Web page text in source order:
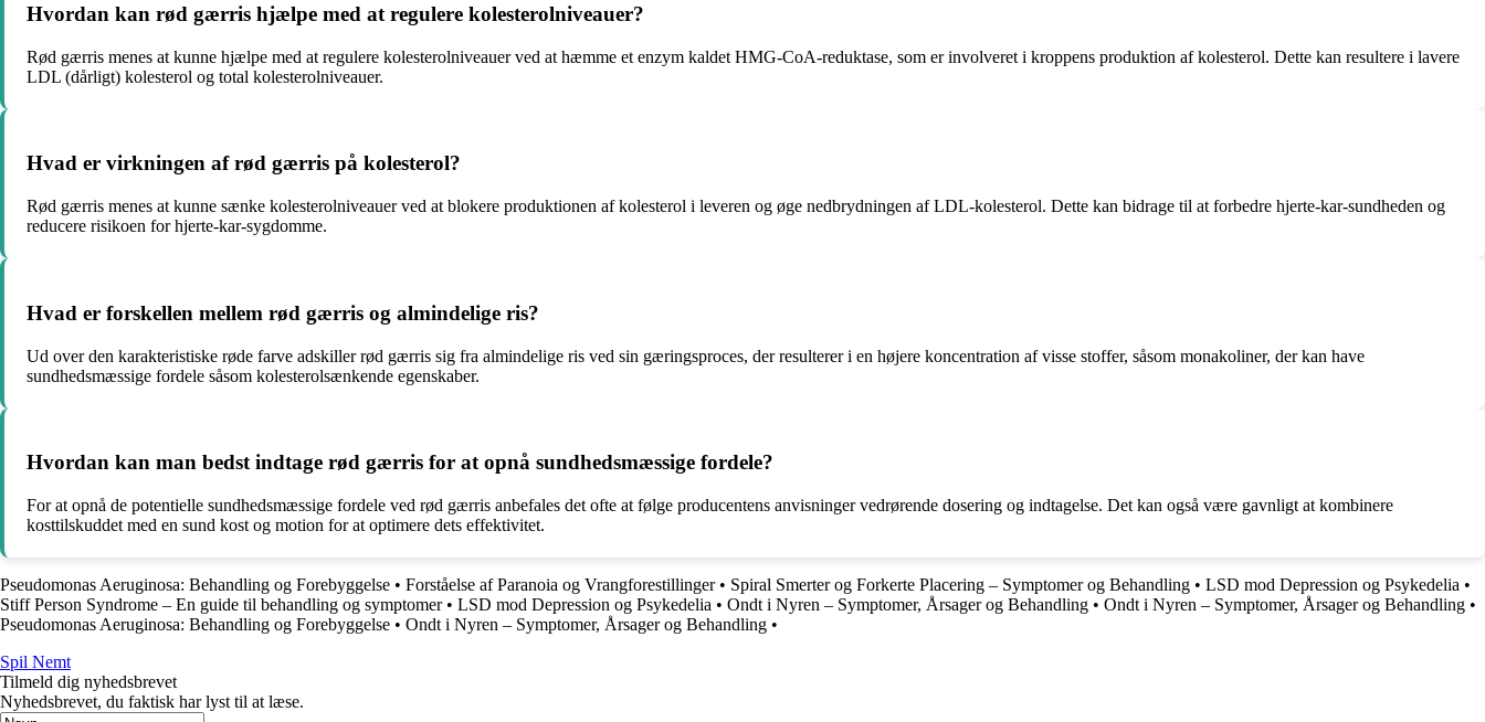
Hvordan kan rød gærris hjælpe med at regulere kolesterolniveauer?
Rød gærris menes at kunne hjælpe med at regulere kolesterolniveauer ved at hæmme et enzym kaldet HMG-CoA-reduktase, som er involveret i kroppens produktion af kolesterol. Dette kan resultere i lavere
LDL (dårligt) kolesterol og total kolesterolniveauer.
Hvad er virkningen af rød gærris på kolesterol?
Rød gærris menes at kunne sænke kolesterolniveauer ved at blokere produktionen af kolesterol i leveren og øge nedbrydningen af LDL-kolesterol. Dette kan bidrage til at forbedre hjerte-kar-sundheden og
reducere risikoen for hjerte-kar-sygdomme.
Hvad er forskellen mellem rød gærris og almindelige ris?
Ud over den karakteristiske røde farve adskiller rød gærris sig fra almindelige ris ved sin gæringsproces, der resulterer i en højere koncentration af visse stoffer, såsom monakoliner, der kan have
sundhedsmæssige fordele såsom kolesterolsænkende egenskaber.
Hvordan kan man bedst indtage rød gærris for at opnå sundhedsmæssige fordele?
For at opnå de potentielle sundhedsmæssige fordele ved rød gærris anbefales det ofte at følge producentens anvisninger vedrørende dosering og indtagelse. Det kan også være gavnligt at kombinere
kosttilskuddet med en sund kost og motion for at optimere dets effektivitet.
Pseudomonas Aeruginosa: Behandling og Forebyggelse • Forståelse af Paranoia og Vrangforestillinger• Spiral Smerter og Forkerte Placering – Symptomer og Behandling • LSD mod Depression og Psykedelia •
Stiff Person Syndrome – En guide til behandling og symptomer• LSD mod Depression og Psykedelia • Ondt i Nyren – Symptomer, Årsager og Behandling • Ondt i Nyren – Symptomer, Årsager og Behandling •
Pseudomonas Aeruginosa: Behandling og Forebyggelse • Ondt i Nyren – Symptomer, Årsager og Behandling •
Spil Nemt
Tilmeld dig nyhedsbrevet
Nyhedsbrevet, du faktisk har lyst til at læse.